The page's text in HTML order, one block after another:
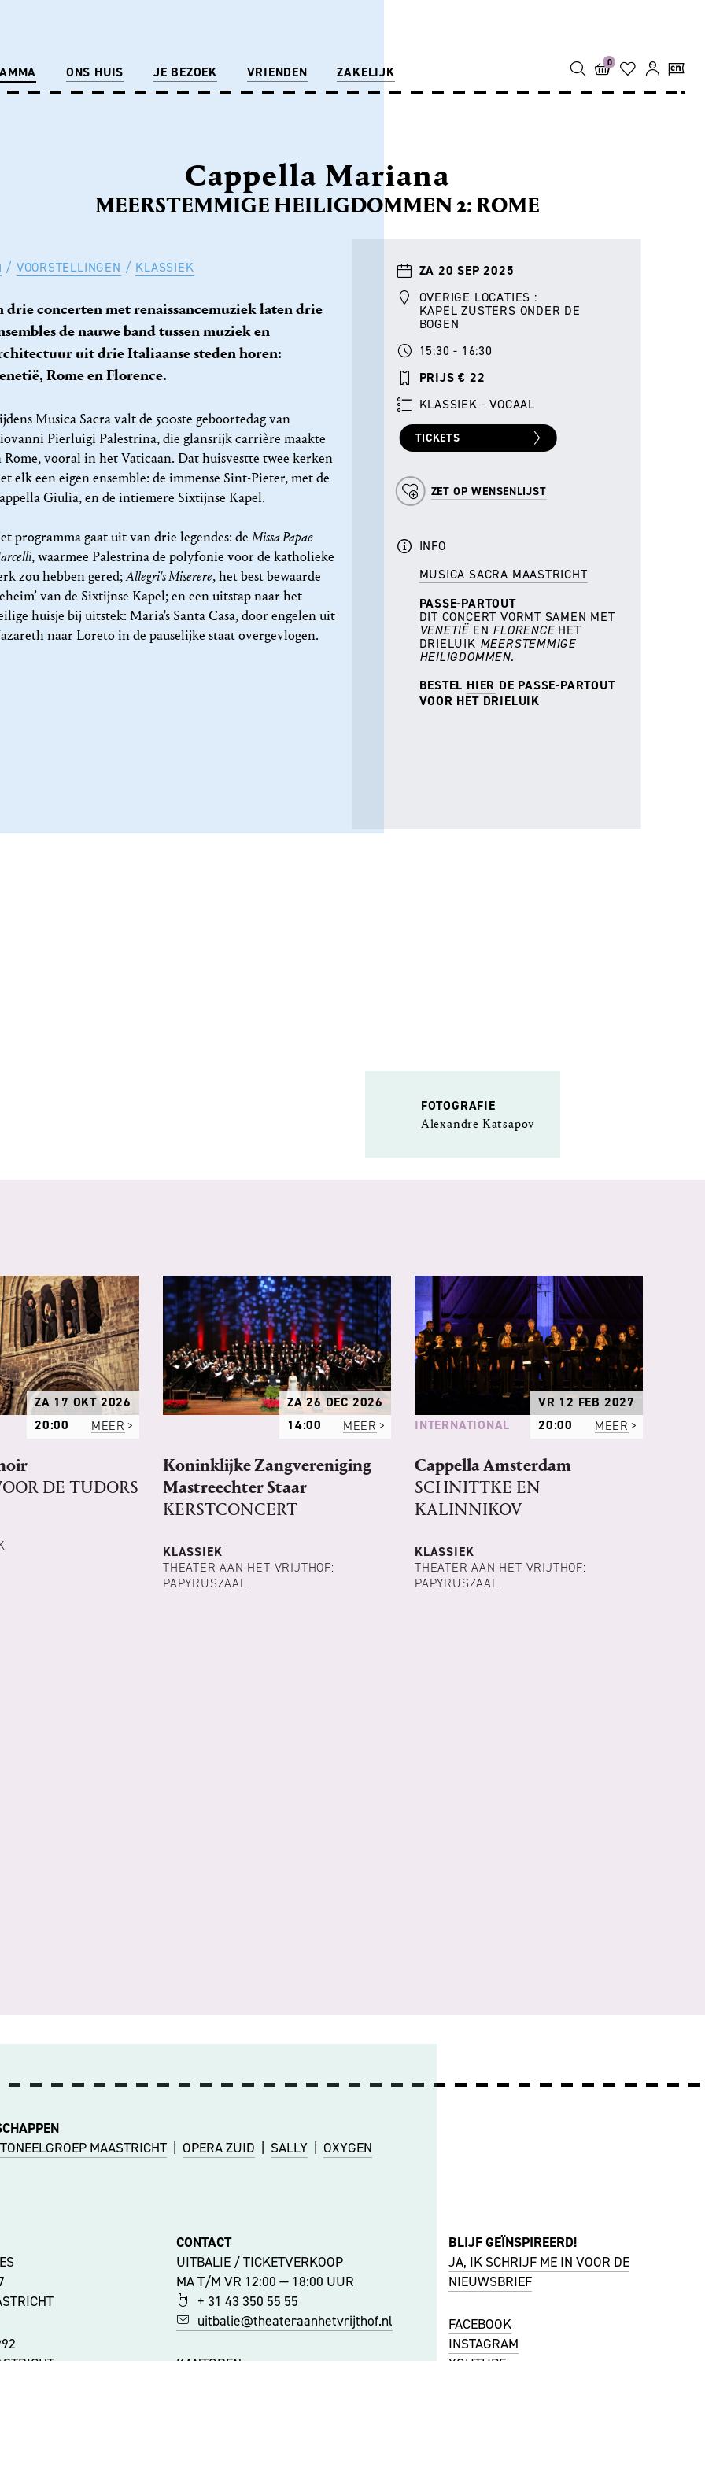
ONS HUIS JE BEZOEK VRIENDEN ZAKELIJK
0
MEERSTEMMIGE HEILIGDOMMEN 2: ROME
Cappella Mariana
VOORSTELLINGEN KLASSIEK
drie concerten met renaissancemuziek laten drie
de nauwe band tussen muziek en
uit drie Italiaanse steden horen:
Rome en Florence.
Musica Sacra valt de 500ste geboortedag van
Pierluigi Palestrina, die glansrijk carrière maakte
Rome, vooral in het Vaticaan. Dat huisvestte twee kerken
elk een eigen ensemble: de immense Sint-Pieter, met de
Giulia, en de intiemere Sixtijnse Kapel.
programma gaat uit van drie legendes: deMissa Papae
, waarmee Palestrina de polyfonie voor de katholieke
zou hebben gered;Allegri's Miserere, het best bewaarde
van de Sixtijnse Kapel; en een uitstap naar het
huisje bij uitstek: Maria's Santa Casa, door engelen uit
naar Loreto in de pauselijke staat overgevlogen.
ZA 20 SEP 2025
OVERIGE LOCATIES :
KAPEL ZUSTERS ONDER DE
BOGEN
15:30 - 16:30
PRIJS € 22
KLASSIEK - VOCAAL
TICKETS
ZET OP WENSENLIJST
INFO
MUSICA SACRA MAASTRICHT
PASSE-PARTOUT
DIT CONCERT VORMT SAMEN MET
VENETIË EN FLORENCE HET
DRIELUIK MEERSTEMMIGE
HEILIGDOMMEN.
BESTEL HIER DE PASSE-PARTOUT
VOOR HET DRIELUIK
FOTOGRAFIE
Alexandre Katsapov
ZA 17 OKT 2026
20:00
MEER
DE TUDORS
ZA 26 DEC 2026
14:00
MEER
Koninklijke Zangvereniging
Mastreechter Staar
KERSTCONCERT
KLASSIEK
THEATER AAN HET VRIJTHOF:
PAPYRUSZAAL
INTERNATIONAL
VR 12 FEB 2027
20:00
MEER
Cappella Amsterdam
SCHNITTKE EN
KALINNIKOV
KLASSIEK
THEATER AAN HET VRIJTHOF:
PAPYRUSZAAL
TONEELGROEP MAASTRICHT
OPERA ZUID SALLY OXYGEN
CONTACT
UITBALIE / TICKETVERKOOP
MA T/M VR 12:00 — 18:00 UUR
+ 31 43 350 55 55
uitbalie@theateraanhetvrijthof.nl
KANTOREN
BLIJF GEÏNSPIREERD!
JA, IK SCHRIJF ME IN VOOR DE
NIEUWSBRIEF
FACEBOOK
INSTAGRAM
YOUTUBE